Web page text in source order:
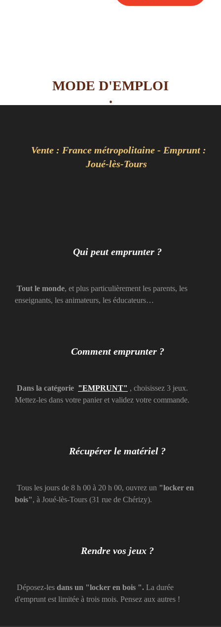
MODE D'EMPLOI
.
Vente : France métropolitaine - Emprunt :
Joué-lès-Tours
Qui peut emprunter ?
Tout le monde, et plus particulièrement les parents, les
enseignants, les animateurs, les éducateurs…
Comment emprunter ?
Dans la catégorie "EMPRUNT" , choisissez 3 jeux.
Mettez-les dans votre panier et validez votre commande.
Récupérer le matériel ?
Tous les jours de 8 h 00 à 20 h 00, ouvrez un "locker en
bois", à Joué-lès-Tours (31 rue de Chérizy).
Rendre vos jeux ?
Déposez-les dans un "locker en bois ". La durée
d'emprunt est limitée à trois mois. Pensez aux autres !